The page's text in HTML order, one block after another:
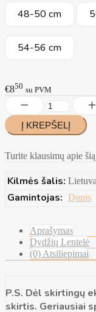
48-50 cm
54-56 cm
€850 su PVM
Turite klausimų apie
Kilmės šalis: Lietuva
Gamintojas: Dupis
Aprašymas
Dydžių Lentelė
(0) Atsiliepimai
P.S. Dėl skirtingų
skirtis. Geriausiai